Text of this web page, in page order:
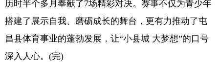
历时半个多月奉献了7场精彩对决。赛事不仅为青少年
搭建了展示自我、磨砺成长的舞台，更有力推动了屯
昌县体育事业的蓬勃发展，让“小县城 大梦想”的口号
深入人心。(完)